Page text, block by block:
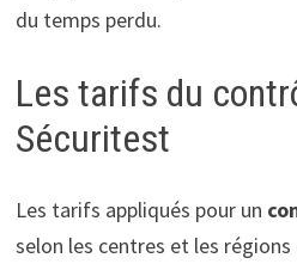
du temps perdu.
Les tarifs du
Sécuritest
Les tarifs appliqués pour un
selon les centres et les régions